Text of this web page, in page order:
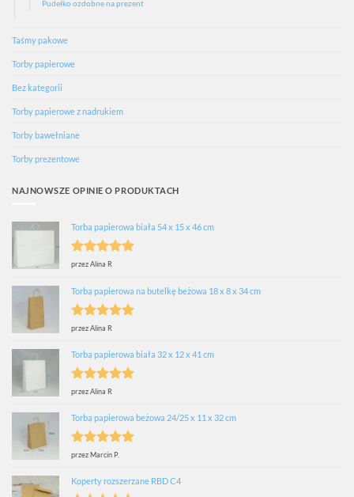
Pudełko ozdobne na prezent
Taśmy pakowe
Torby papierowe
Bez kategorii
Torby papierowe z nadrukiem
Torby bawełniane
Torby prezentowe
NAJNOWSZE OPINIE O PRODUKTACH
Torba papierowa biała 54 x 15 x 46 cm
Oceniono
przez Alina R
Torba papierowa na butelkę beżowa 18 x 8 x 34 cm
Oceniono
przez Alina R
Torba papierowa biała 32 x 12 x 41 cm
Oceniono
przez Alina R
Torba papierowa beżowa 24/25 x 11 x 32 cm
Oceniono
przez Marcin P.
Koperty rozszerzane RBD C4